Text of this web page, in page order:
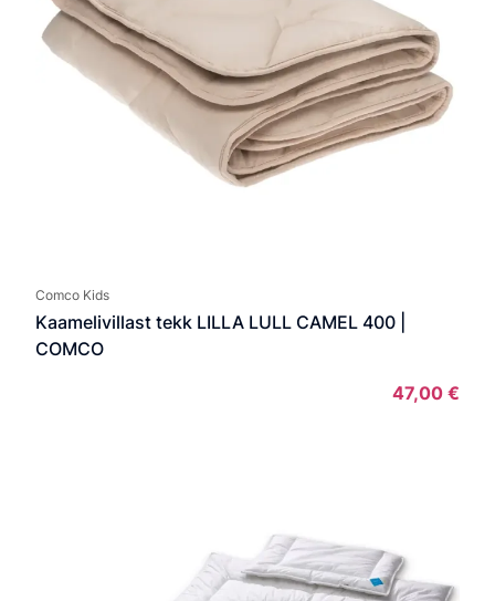
Comco Kids
Kaamelivillast tekk LILLA LULL CAMEL 400 |
COMCO
47,00 €